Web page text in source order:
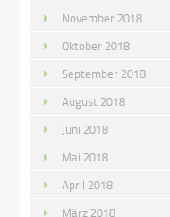
November 2018
Oktober 2018
September 2018
August 2018
Juni 2018
Mai 2018
April 2018
März 2018